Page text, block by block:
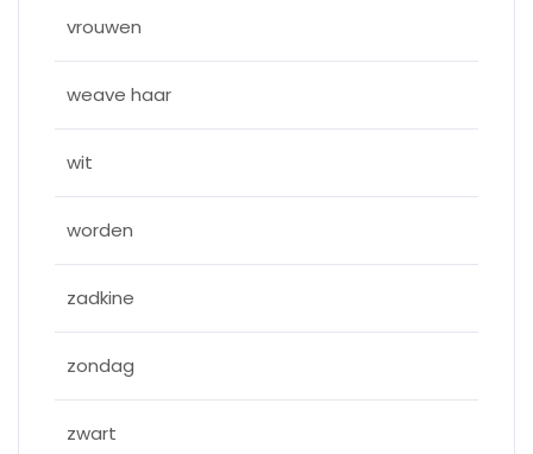
vrouwen
weave haar
wit
worden
zadkine
zondag
zwart